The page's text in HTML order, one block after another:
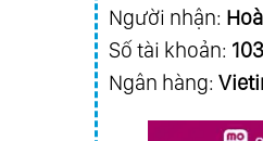
Người nhận:
Số tài khoản:
Ngân hàng: